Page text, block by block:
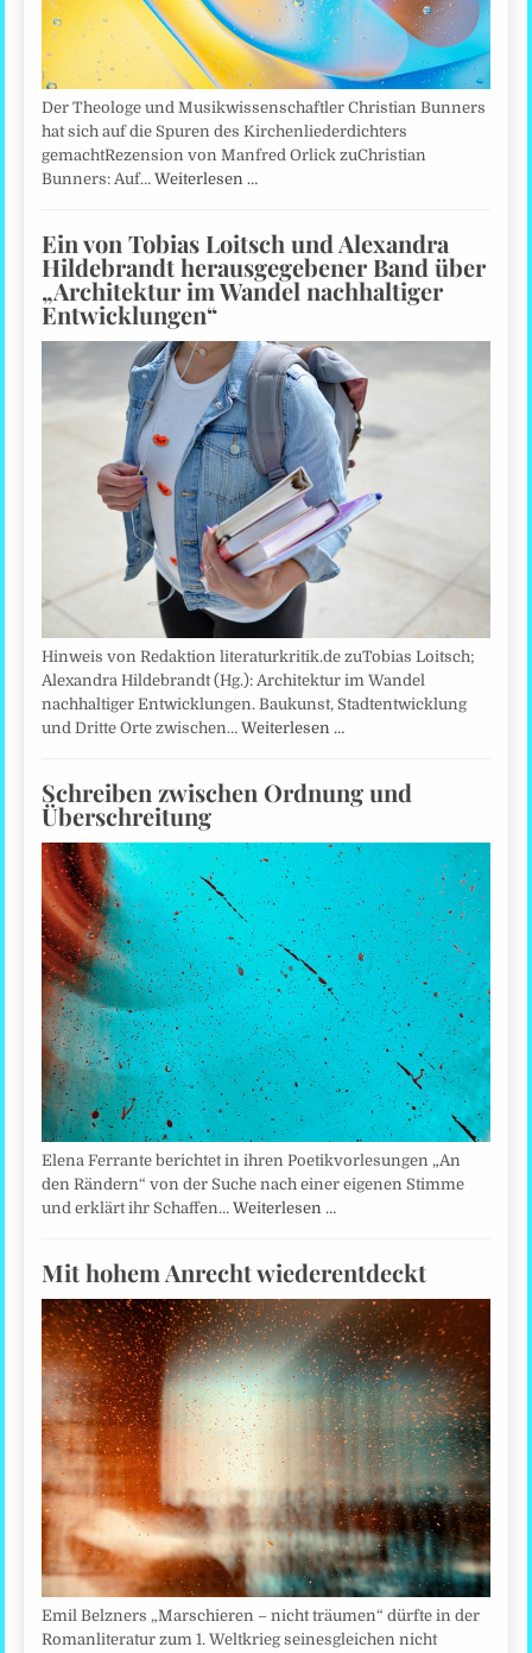
Der Theologe und Musikwissenschaftler Christian Bunners
hat sich auf die Spuren des Kirchenliederdichters
gemachtRezension von Manfred Orlick zuChristian
Bunners: Auf…Weiterlesen …
Ein von Tobias Loitsch und Alexandra
Hildebrandt herausgegebener Band über
„Architektur im Wandel nachhaltiger
Entwicklungen“
Hinweis von Redaktion literaturkritik.de zuTobias Loitsch;
Alexandra Hildebrandt (Hg.): Architektur im Wandel
nachhaltiger Entwicklungen. Baukunst, Stadtentwicklung
und Dritte Orte zwischen…Weiterlesen …
Schreiben zwischen Ordnung und
Überschreitung
Elena Ferrante berichtet in ihren Poetikvorlesungen „An
den Rändern“ von der Suche nach einer eigenen Stimme
und erklärt ihr Schaffen…Weiterlesen …
Mit hohem Anrecht wiederentdeckt
Emil Belzners „Marschieren – nicht träumen“ dürfte in der
Romanliteratur zum 1. Weltkrieg seinesgleichen nicht